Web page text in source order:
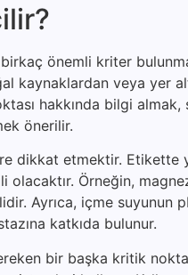
önemli kriter
kaynaklardan veya yer
hakkında bilgi almak,
önerilir.
dikkat etmektir. Etikette
olacaktır. Örneğin,
Ayrıca, içme
katkıda bulunur.
bir başka kritik